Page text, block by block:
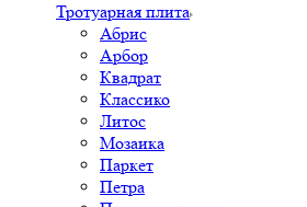
Тротуарная плита
Абрис
Арбор
Квадрат
Классико
Литос
Мозаика
Паркет
Петра